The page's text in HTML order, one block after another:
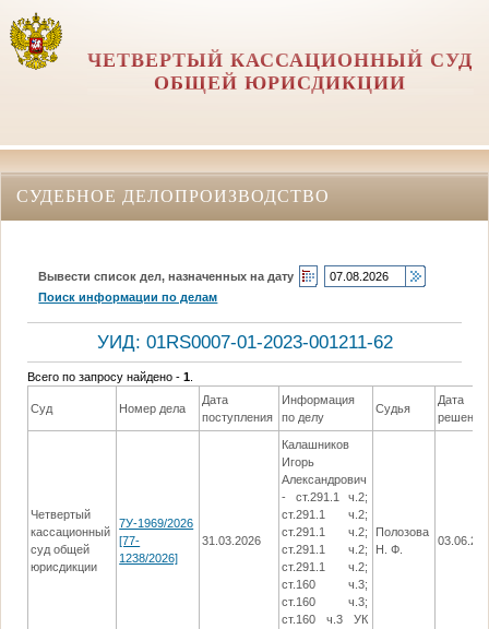
ЧЕТВЕРТЫЙ КАССАЦИОННЫЙ СУД
ОБЩЕЙ ЮРИСДИКЦИИ
СУДЕБНОЕ ДЕЛОПРОИЗВОДСТВО
Вывести список дел, назначенных на дату
Поиск информации по делам
УИД: 01RS0007-01-2023-001211-62
Всего по запросу найдено -1
Суд Номер дела
Дата
поступления
Информация
по делу
Судья
Дата
решения
Четвертый
кассационный
суд общей
юрисдикции
7У-1969/2026
[77-
1238/2026]
31.03.2026
Калашников
Игорь
Александрович
- ст.291.1 ч.2;
ст.291.1 ч.2;
ст.291.1 ч.2;
ст.291.1 ч.2;
ст.291.1 ч.2;
ст.160 ч.3;
ст.160 ч.3;
ст.160 ч.3 УК
Полозова
Н. Ф.